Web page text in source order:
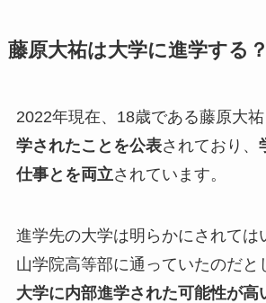
藤原大祐は大学に進学する？
2022年現在、18歳である藤原大
学されたことを公表されており、
仕事とを両立されています。
進学先の大学は明らかにされては
山学院高等部に通っていたのだと
大学に内部進学された可能性が高